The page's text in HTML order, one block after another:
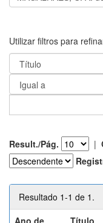
Utilizar filtros para
Result./Pág. |
Resultado 1-1 de 1.
Ano de
Título